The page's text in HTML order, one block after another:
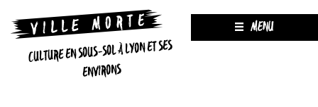
CULTURE EN SOUS-SOL À LYON ET SES
ENVIRONS
MENU